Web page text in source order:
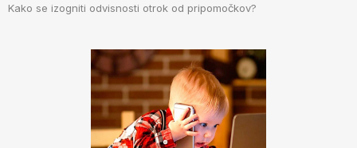
Kako se izogniti odvisnosti otrok od pripomočkov?